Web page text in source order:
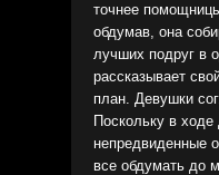
точнее
обдумав, она
лучших подруг в
рассказывает
план. Девушки
Поскольку в ходе
непредвиденные
все обдумать до